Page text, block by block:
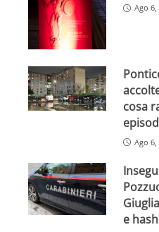
Ago 6,
cosa
Ago 6,
e